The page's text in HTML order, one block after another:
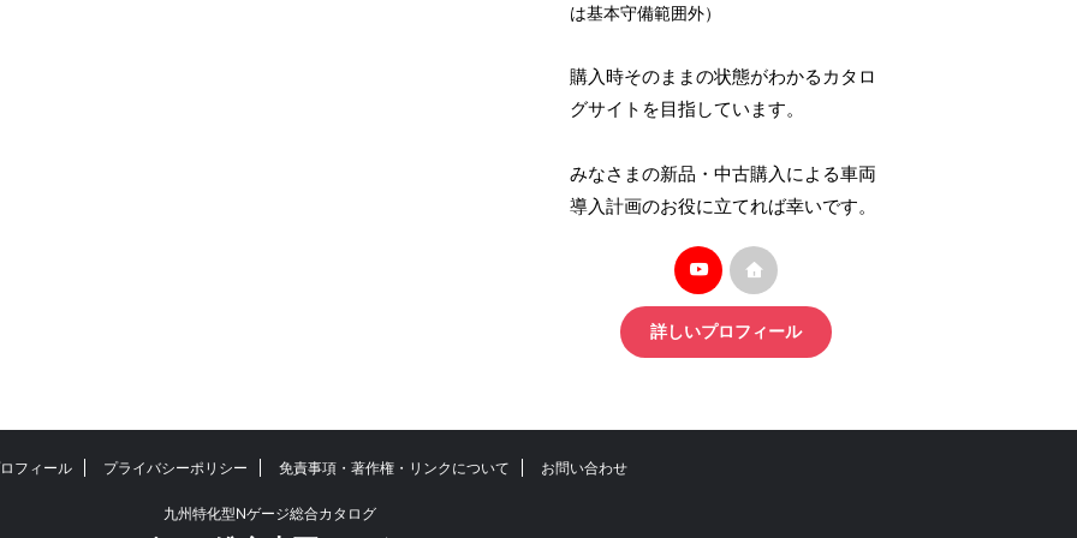
は基本守備範囲外）
購入時そのままの状態がわかるカタロ
グサイトを目指しています。
みなさまの新品・中古購入による車両
導入計画のお役に立てれば幸いです。
詳しいプロフィール
フィール プライバシーポリシー 免責事項・著作権・リンクについて お問い合わせ
九州特化型Nゲージ総合カタログ